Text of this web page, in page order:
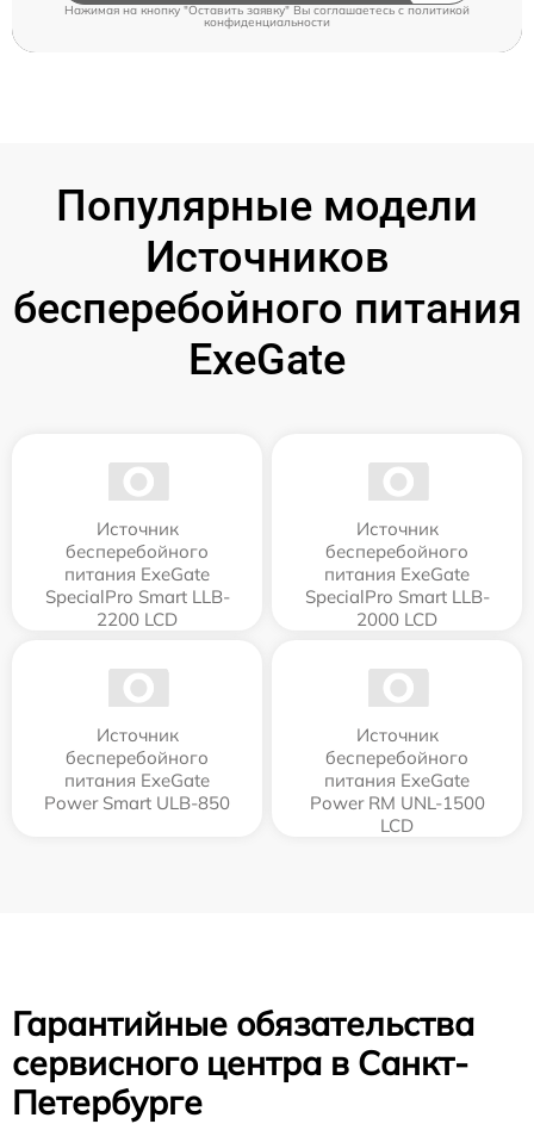
Нажимая на кнопку "Оставить заявку" Вы соглашаетесь cполитикой
конфиденциальности
Популярные модели
Источников
бесперебойного питания
ExeGate
Источник
бесперебойного
питания ExeGate
SpecialPro Smart LLB-
2200 LCD
Источник
бесперебойного
питания ExeGate
SpecialPro Smart LLB-
2000 LCD
Источник
бесперебойного
питания ExeGate
Power Smart ULB-850
Источник
бесперебойного
питания ExeGate
Power RM UNL-1500
LCD
Гарантийные обязательства
сервисного центра в Санкт-
Петербурге